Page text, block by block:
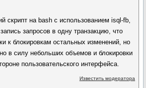
скрипт на bash с использованием isql-fb,
запросов в одну транзакцию, что
к блокировкам остальных изменений, но
в силу небольших объемов и блокировки
пользовательского интерфейса.
Известить модератора